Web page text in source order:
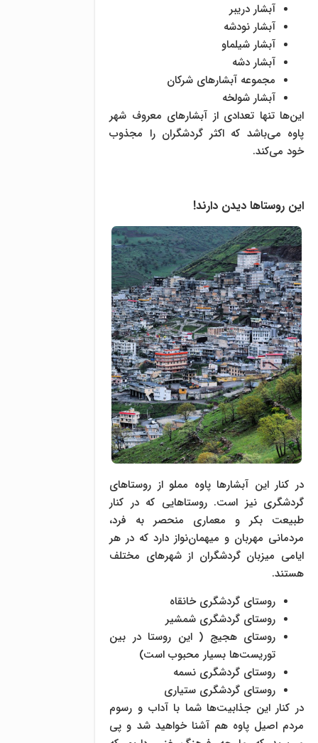
آبشار دریبر
آبشار نودشه
آبشار شیلماو
آبشار دشه
مجموعه آبشارهای شرکان
آبشار شولخه
این‌ها تنها تعدادی از آبشارهای معروف شهر
پاوه می‌باشد که اکثر گردشگران را مجذوب
خود می‌کند.
این روستاها دیدن دارند!
در کنار این آبشارها پاوه مملو از روستا‌های
گردشگری نیز است. روستاهایی که در کنار
طبیعت بکر و معماری منحصر به فرد،
مردمانی مهربان و میهمان‌نواز دارد که در هر
ایامی میزبان گردشگران از شهرهای مختلف
هستند.
روستای گردشگری خانقاه
روستای گردشگری شمشیر
روستای هجیج ( این روستا در بین
توریست‌ها بسیار محبوب است)
روستای گردشگری نسمه
روستای گردشگری ستیاری
در کنار این جذابیت‌ها شما با آداب و رسوم
مردم اصیل پاوه هم آشنا خواهید شد و پی